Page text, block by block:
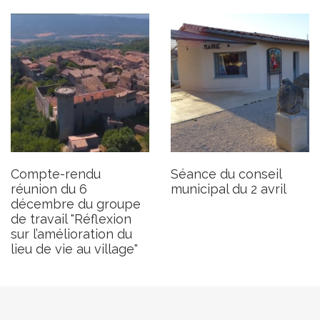
Compte-rendu
réunion du 6
décembre du groupe
de travail "Réflexion
sur l’amélioration du
lieu de vie au village"
Séance du conseil
municipal du 2 avril